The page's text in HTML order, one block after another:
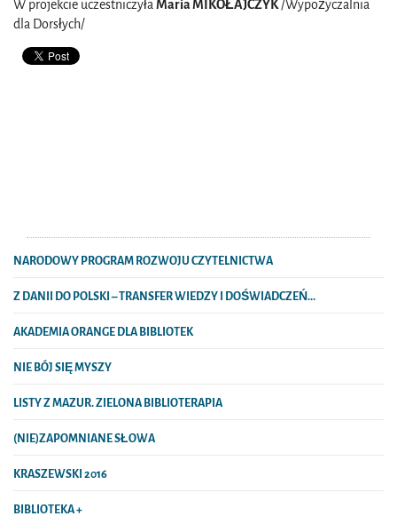
W projekcie uczestniczyłaMaria MIKOŁAJCZYK/Wypożyczalnia
dla Dorsłych/
NARODOWY PROGRAM ROZWOJU CZYTELNICTWA
Z DANII DO POLSKI – TRANSFER WIEDZY I DOŚWIADCZEŃ...
AKADEMIA ORANGE DLA BIBLIOTEK
NIE BÓJ SIĘ MYSZY
LISTY Z MAZUR. ZIELONA BIBLIOTERAPIA
(NIE)ZAPOMNIANE SŁOWA
KRASZEWSKI 2016
BIBLIOTEKA +